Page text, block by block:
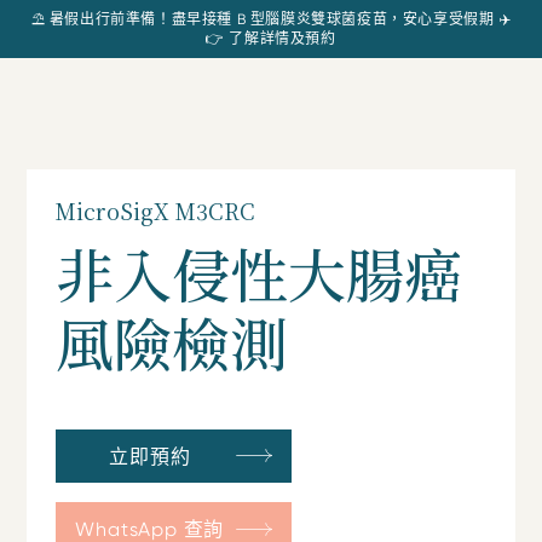
⛱️ 暑假出行前準備！盡早接種 B 型腦膜炎雙球菌疫苗，安心享受假期 ✈️
👉 了解詳情及預約
MicroSigX M3CRC
非入侵性大腸癌
風險檢測
立即預約
WhatsApp 查詢